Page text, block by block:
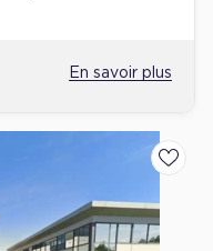
En savoir plus